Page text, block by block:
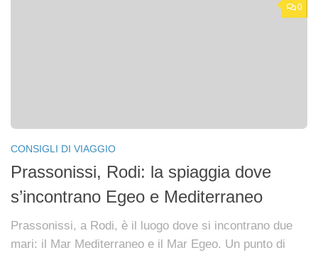
0
CONSIGLI DI VIAGGIO
Prassonissi, Rodi: la spiaggia dove
s’incontrano Egeo e Mediterraneo
Prassonissi, a Rodi, è il luogo dove si incontrano due
mari: il Mar Mediterraneo e il Mar Egeo. Un punto di